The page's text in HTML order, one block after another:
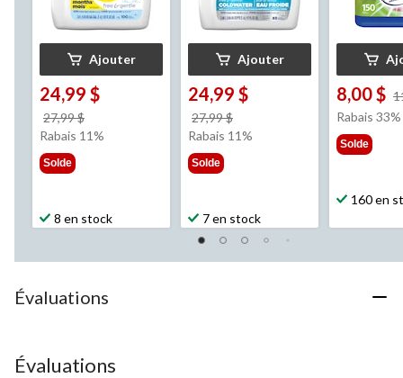
Ajouter
24,99 $
27,99 $
était
Rabais 11%
Solde
8 en stock
Ajouter
24,99 $
27,99 $
était
Rabais 11%
Solde
7 en stock
8,00 $
Rabais 33%
Solde
160 en
Évaluations
Évaluations